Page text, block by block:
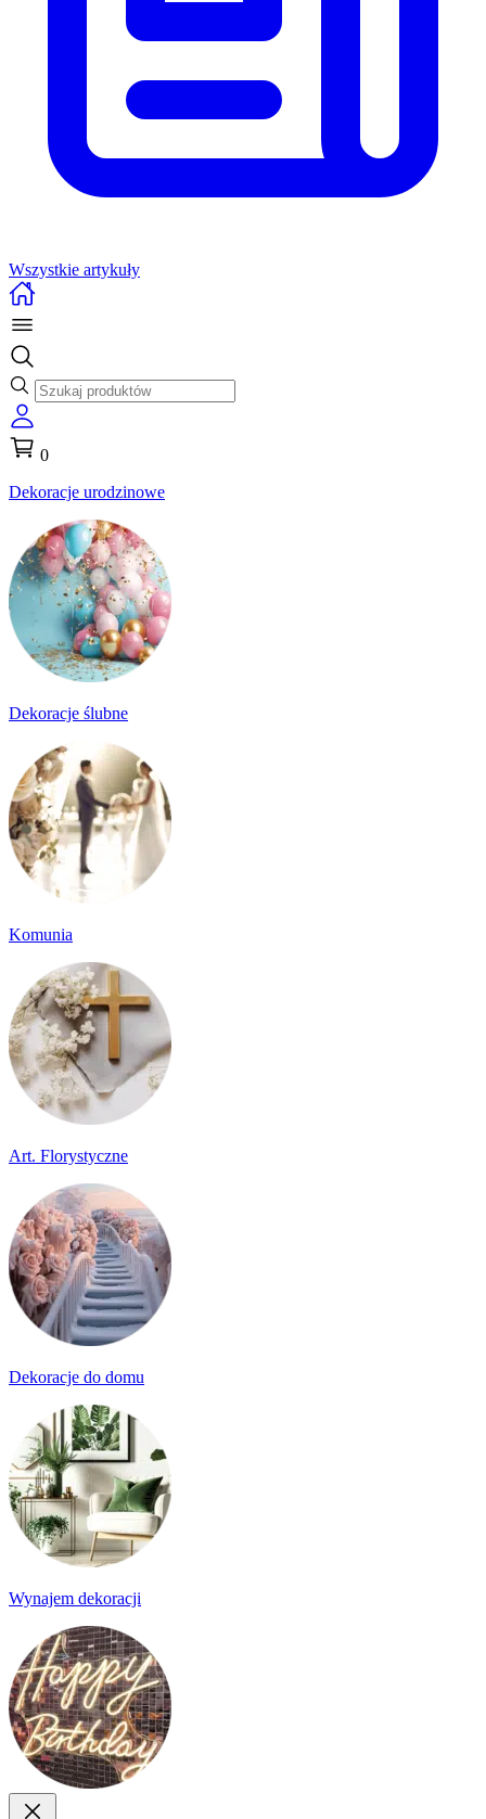
Wszystkie artykuły
0
Dekoracje urodzinowe
Dekoracje ślubne
Komunia
Art. Florystyczne
Dekoracje do domu
Wynajem dekoracji